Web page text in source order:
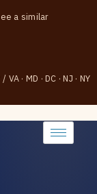
a similar
/ VA · MD · DC · NJ · NY